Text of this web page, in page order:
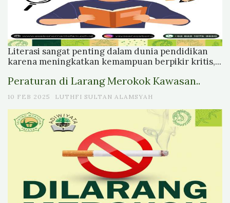
Literasi sangat penting dalam dunia pendidikan
karena meningkatkan kemampuan berpikir kritis,...
Peraturan di Larang Merokok Kawasan..
10 FEB 2025 LUTHFI SULTAN ALAMSYAH